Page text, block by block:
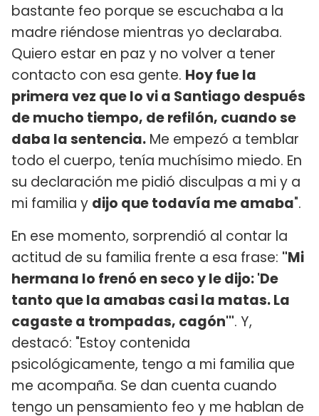
bastante feo porque se escuchaba a la
madre riéndose mientras yo declaraba.
Quiero estar en paz y no volver a tener
contacto con esa gente. Hoy fue la
primera vez que lo vi a Santiago después
de mucho tiempo, de refilón, cuando se
daba la sentencia. Me empezó a temblar
todo el cuerpo, tenía muchísimo miedo. En
su declaración me pidió disculpas a mi y a
mi familia y dijo que todavía me amaba".
En ese momento, sorprendió al contar la
actitud de su familia frente a esa frase: "Mi
hermana lo frenó en seco y le dijo: 'De
tanto que la amabas casi la matas. La
cagaste a trompadas, cagón'". Y,
destacó: "Estoy contenida
psicológicamente, tengo a mi familia que
me acompaña. Se dan cuenta cuando
tengo un pensamiento feo y me hablan de